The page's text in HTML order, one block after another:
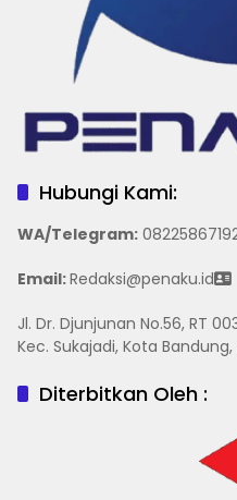
Hubungi Kami:
WA/Telegram:
Email:Redaksi@penaku.id
Jl. Dr. Djunjunan No.56, RT
Kec. Sukajadi, Kota
Diterbitkan Oleh :